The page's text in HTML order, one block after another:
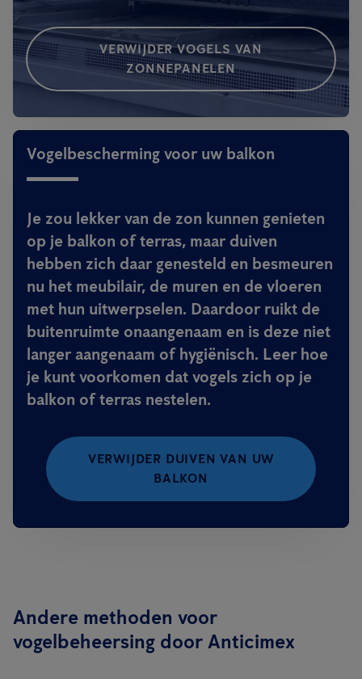
VERWIJDER VOGELS VAN
ZONNEPANELEN
Vogelbescherming voor uw balkon
Je zou lekker van de zon kunnen genieten
op je balkon of terras, maar duiven
hebben zich daar genesteld en besmeuren
nu het meubilair, de muren en de vloeren
met hun uitwerpselen. Daardoor ruikt de
buitenruimte onaangenaam en is deze niet
langer aangenaam of hygiënisch. Leer hoe
je kunt voorkomen dat vogels zich op je
balkon of terras nestelen.
VERWIJDER DUIVEN VAN UW
BALKON
Andere methoden voor
vogelbeheersing door Anticimex